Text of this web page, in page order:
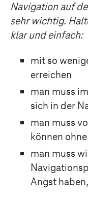
Navigation auf
sehr wichtig.
klar und einfach:
mit so
erreichen
man muss
sich in der
man muss
können
man muss
Angst